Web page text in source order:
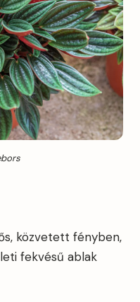
közvetett fényben,
fekvésű ablak